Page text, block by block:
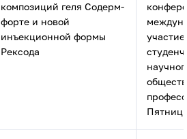
композиций геля Содерм-
форте и новой
инъекционной формы
Рексода